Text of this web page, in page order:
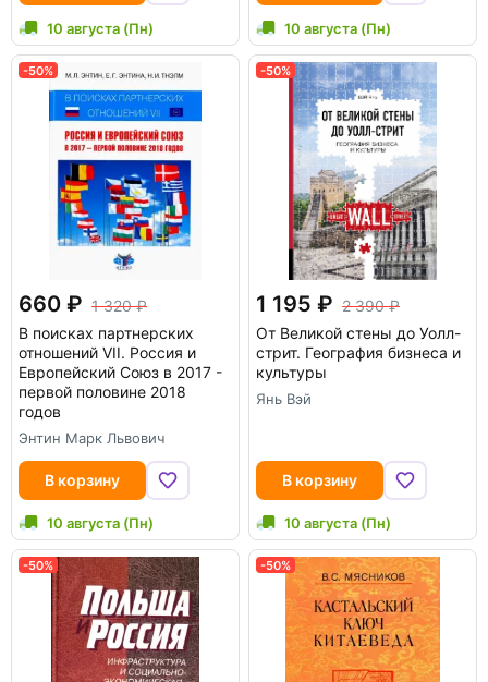
10 августа (Пн) 10 августа (Пн)
-50%
660
1 320
В поисках партнерских
отношений VII. Россия и
Европейский Союз в 2017 -
первой половине 2018
годов
Энтин Марк Львович
В корзину
10 августа (Пн)
-50%
1 195
2 390
От Великой стены до Уолл-
стрит. География бизнеса и
культуры
Янь Вэй
В корзину
10 августа (Пн)
-50% -50%